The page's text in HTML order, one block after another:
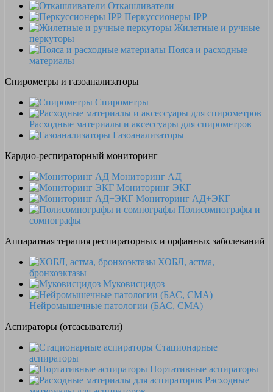
Откашливатели
Перкуссионеры IPP
Жилетные и ручные
перкуторы
Пояса и расходные
материалы
Спирометры и газоанализаторы
Спирометры
Расходные материалы и аксессуары для спирометров
Газоанализаторы
Кардио-респираторный мониторинг
Мониторинг АД
Мониторинг ЭКГ
Мониторинг АД+ЭКГ
Полисомнографы и
сомнографы
Аппаратная терапия респираторных и орфанных заболеваний
ХОБЛ, астма,
бронхоэктазы
Муковисцидоз
Нейромышечные патологии (БАС, СМА)
Аспираторы (отсасыватели)
Стационарные
аспираторы
Портативные аспираторы
Расходные